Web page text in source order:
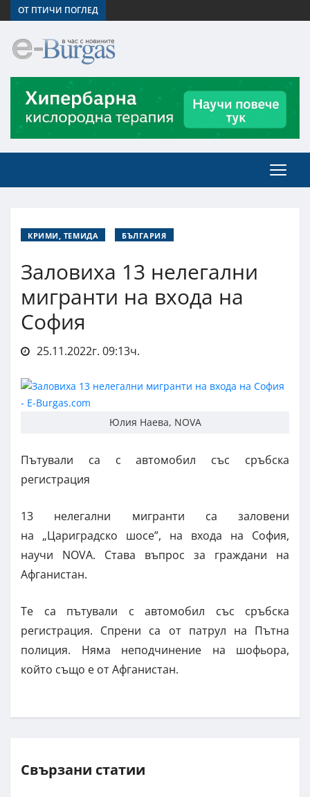
ОТ ПТИЧИ ПОГЛЕД
КРИМИ, ТЕМИДА БЪЛГАРИЯ
Заловиха 13 нелегални
мигранти на входа на
София
25.11.2022г. 09:13ч.
Юлия Наева, NOVA
Пътували са с автомобил със сръбска
регистрация
13 нелегални мигранти са заловени
на „Цариградско шосе”, на входа на София,
научи NOVA. Става въпрос за граждани на
Афганистан.
Те са пътували с автомобил със сръбска
регистрация. Спрени са от патрул на Пътна
полиция. Няма неподчинение на шофьора,
който също е от Афганистан.
Свързани статии